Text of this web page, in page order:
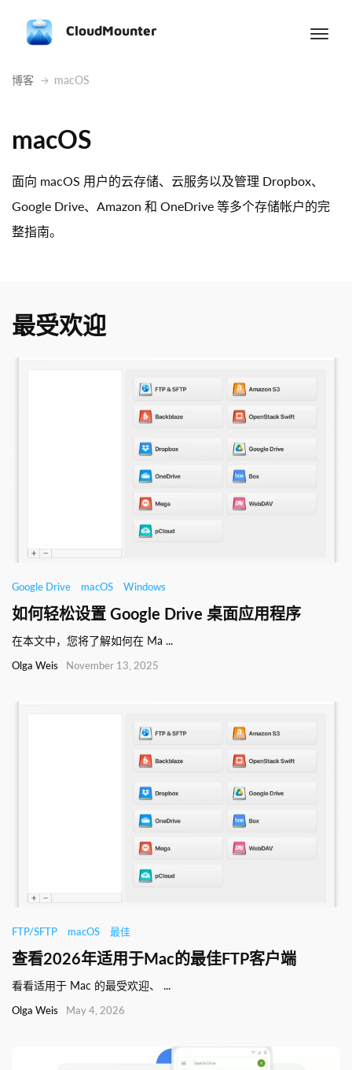
CloudMounter
博客 macOS
macOS
面向 macOS 用户的云存储、云服务以及管理 Dropbox、
Google Drive、Amazon 和 OneDrive 等多个存储帐户的完
整指南。
最受欢迎
Google Drive macOS Windows
如何轻松设置 Google Drive 桌面应用程序
在本文中，您将了解如何在 Ma ...
Olga Weis November 13, 2025
FTP/SFTP macOS 最佳
查看2026年适用于Mac的最佳FTP客户端
看看适用于 Mac 的最受欢迎、 ...
Olga Weis May 4, 2026